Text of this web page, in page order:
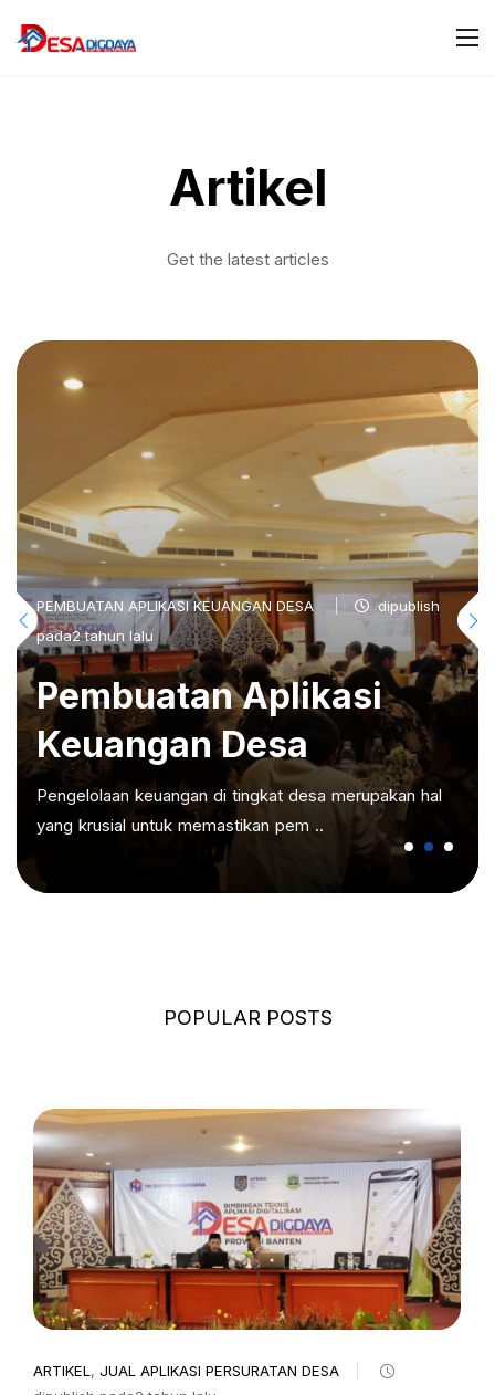
Artikel
Get the latest articles
PEMBUATAN APLIKASI KEUANGAN DESA
dipublish
pada2 tahun lalu
Pembuatan Aplikasi
Keuangan Desa
Pengelolaan keuangan di tingkat desa merupakan hal
yang krusial untuk memastikan pem ..
POPULAR POSTS
ARTIKEL , JUAL APLIKASI PERSURATAN DESA